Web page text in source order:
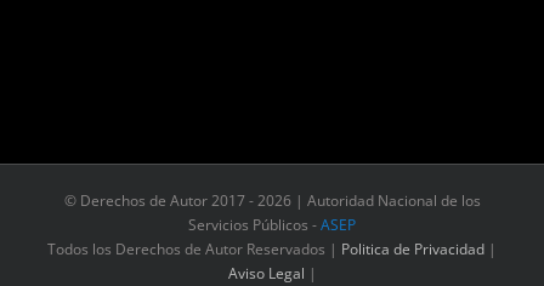
© Derechos de Autor 2017 -2026 | Autoridad Nacional de los
Servicios Públicos -ASEP
Todos los Derechos de Autor Reservados | Politica de Privacidad |
Aviso Legal |